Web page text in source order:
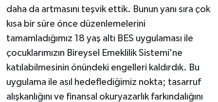
daha da artmasını teşvik ettik. Bunun yanı sıra çok
kısa bir süre önce düzenlemelerini
tamamladığımız 18 yaş altı BES uygulaması ile
çocuklarımızın Bireysel Emeklilik Sistemi'ne
katılabilmesinin önündeki engelleri kaldırdık. Bu
uygulama ile asıl hedeflediğimiz nokta; tasarruf
alışkanlığını ve finansal okuryazarlık farkındalığını